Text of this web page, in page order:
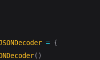
= {
( )